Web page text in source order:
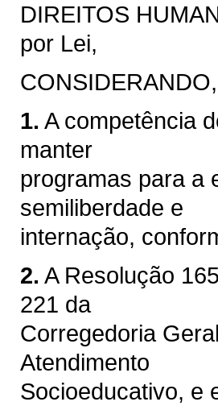
DIREITOS
por Lei,
CONSIDERANDO,
1. A competência
manter
programas para a
semiliberdade e
internação,
2. A Resolução
221 da
Corregedoria
Atendimento
Socioeducativo, e